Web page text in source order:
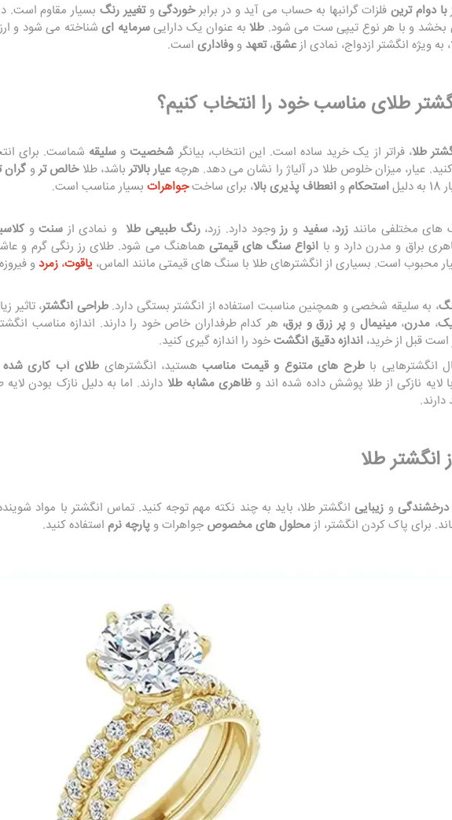
با دوام‌ ترینفلزات گرانبها به حساب می آید و در برابرخوردگیوتغییر رنگ بسیار مقاوم
بخشد و با هر نوع تیپی ست می‌ شود. طلا به عنوان یک داراییسرمایه‌ ایشناخته می‌ شود و
به ویژه انگشتر ازدواج، نمادی ازعشق،تعهد و وفاداری است.
طلای مناسب خود را انتخاب کنیم؟
طلا، فراتر از یک خرید ساده است. این انتخاب، بیانگر شخصیت و سلیقه شماست. برای
عیار، میزان خلوص طلا در آلیاژ را نشان می‌ دهد. هرچه عیار بالاتر باشد، طلا خالص‌ ترو گران‌
استحکامو انعطاف‌ پذیری بالا، برای ساختجواهرات بسیار مناسب است.
های مختلفی مانند زرد،سفیدو رزوجود دارد. زرد،رنگ طبیعی طلا و نمادی از سنتو
براق و مدرن دارد و با انواع سنگ‌ های قیمتی هماهنگ می‌ شود. طلای رز رنگی گرم و
محبوب است. بسیاری از انگشترهای طلا با سنگ‌ های قیمتی مانند الماس، یاقوت، زمردو
، به سلیقه شخصی و همچنین مناسبت استفاده از انگشتر بستگی دارد.طراحی انگشتر، تاثیر
، مدرن،مینیمال و پر زرق و برق، هر کدام طرفداران خاص خود را دارند. اندازه مناسب
قبل از خرید، اندازه دقیق انگشتخود را اندازه‌ گیری کنید.
انگشترهایی باطرح‌ های متنوع و قیمت مناسبهستید، انگشترهای طلای آب‌ کاری شده
لایه نازکی از طلا پوشش داده شده‌ اند وظاهری مشابه طلا دارند. اما به دلیل نازک بودن
انگشتر طلا
درخشندگیو زیبایی انگشتر طلا، باید به چند نکته مهم توجه کنید. تماس انگشتر با مواد
برای پاک کردن انگشتر، ازمحلول‌ های مخصوص جواهرات و پارچه نرم استفاده کنید.